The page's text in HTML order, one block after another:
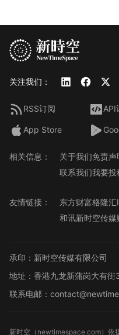
关注我们：
RSS订阅 API
App Store
相关信息： 关于我们免责声
联系我们我要投
友情链接： 东方财富格隆汇
和讯新时空传媒
承印：新时空传媒有限公司
地址：香港九龙新蒲岗大有街
联系电邮：
新时空（ newtimespace.com）依